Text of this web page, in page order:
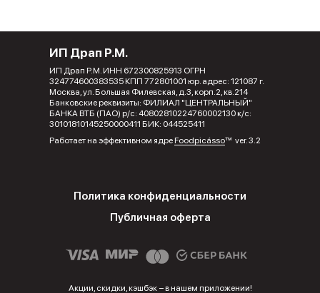
ИП Драп Р.М.
ИП Драп Р.М. ИНН 672300825913 ОГРН
324774600383535 КПП 772801001 юр. адрес: 121087 г.
Москва, ул. Большая Филевская, д.3, корп.2, кв.214
Банковские реквизиты: ФИЛИАЛ "ЦЕНТРАЛЬНЫЙ"
БАНКА ВТБ (ПАО) р/с: 40802810224760002130 к/с:
30101810145250000411 БИК: 044525411
Работает на эффективном ядреFoodpicássover. 3.2
Политика конфиденциальности
Публичная оферта
Акции, скидки, кэшбэк − в нашем приложении!